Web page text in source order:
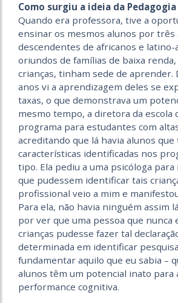
Como surgiu a ideia da
Quando era professora, tive a
ensinar os mesmos alunos por três
descendentes de africanos e latino-
oriundos de famílias de baixa renda,
crianças, tinham sede de aprender.
anos vi a aprendizagem deles se
taxas, o que demonstrava um
mesmo tempo, a diretora da escola
programa para estudantes com
acreditando que lá havia alunos que
características identificadas nos
tipo. Ela pediu a uma psicóloga
que pudessem identificar tais
profissional veio a mim e
Para ela, não havia ninguém assim
por ver que uma pessoa que nunca
crianças pudesse fazer tal
determinada em identificar
fundamentar aquilo que eu sabia –
alunos têm um potencial inato para
performance cognitiva.